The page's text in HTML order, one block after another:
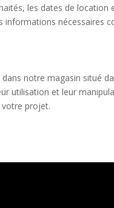
les dates de location
nécessaires
notre magasin situé
utilisation et leur
projet.